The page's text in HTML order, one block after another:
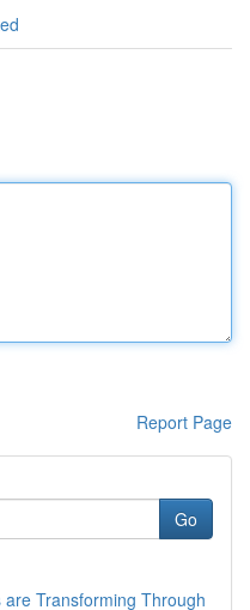
Report Page
Go
Transforming Through